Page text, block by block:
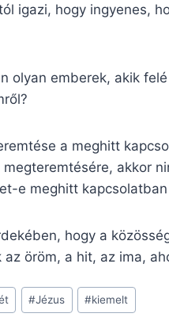
igazi, hogy ingyenes,
olyan emberek, akik
a meghitt
akkor
e meghitt
hogy a
az öröm, a hit, az ima,
#Jézus #kiemelt